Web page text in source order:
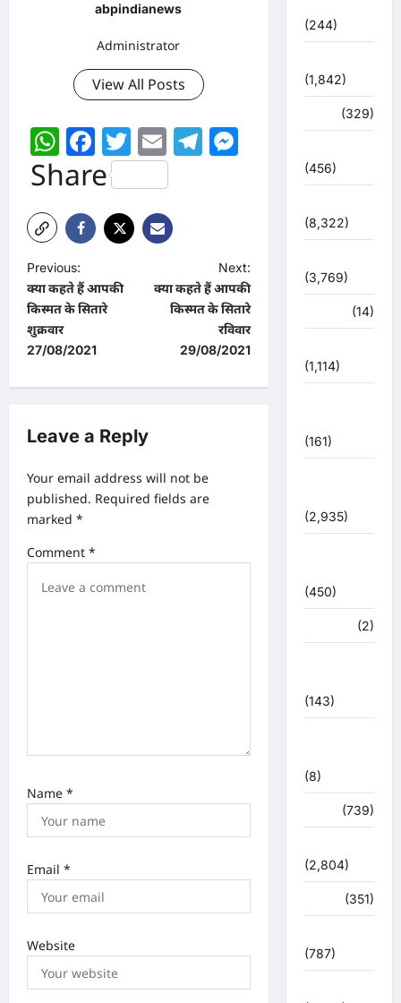
abpindianews
Administrator
View All Posts
WhatsApp
Facebook
Twitter
EmailTelegram
Messenger
Share
P
o
s
t
n
v
g
a
t
Previous:
क्या कहते हैं आपकी
किस्मत के सितारे
शुक्रवार
27/08/2021
Next:
क्या कहते हैं आपकी
किस्मत के सितारे
रविवार
29/08/2021
Leave a Reply
Your email address will not be
published. Required fields are
marked *
Comment *
Name *
Email *
Website
(244)
(1,842)
(329)
(456)
(8,322)
(3,769)
(14)
(1,114)
(161)
(2,935)
(450)
(2)
(143)
(8)
(739)
(2,804)
(351)
(787)